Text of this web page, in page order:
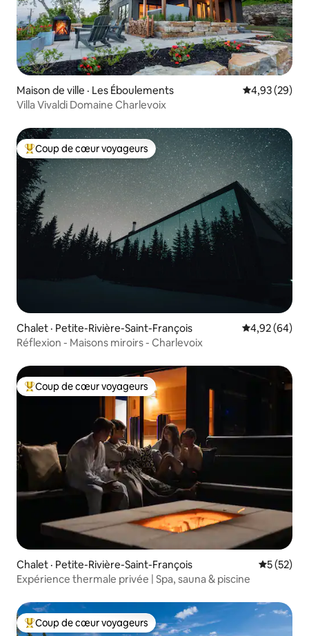
Maison de ville · Les Éboulements Note
4,93 (29)
Villa Vivaldi Domaine Charlevoix
Coup de cœur voyageurs parmi les plus aimés
Coup de cœur voyageurs
Chalet · Petite-Rivière-Saint-François Note
4,92 (64)
Réflexion - Maisons miroirs - Charlevoix
Coup de cœur voyageurs parmi les plus aimés
Coup de cœur voyageurs
Chalet · Petite-Rivière-Saint-François Note
5 (52)
Expérience thermale privée | Spa, sauna & piscine
Coup de cœur voyageurs parmi les plus aimés
Coup de cœur voyageurs